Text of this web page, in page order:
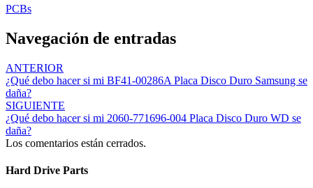
PCBs
Navegación de entradas
ANTERIOR
¿Qué debo hacer si mi BF41-00286A Placa Disco Duro Samsung se
daña?
SIGUIENTE
¿Qué debo hacer si mi 2060-771696-004 Placa Disco Duro WD se
daña?
Los comentarios están cerrados.
Hard Drive Parts